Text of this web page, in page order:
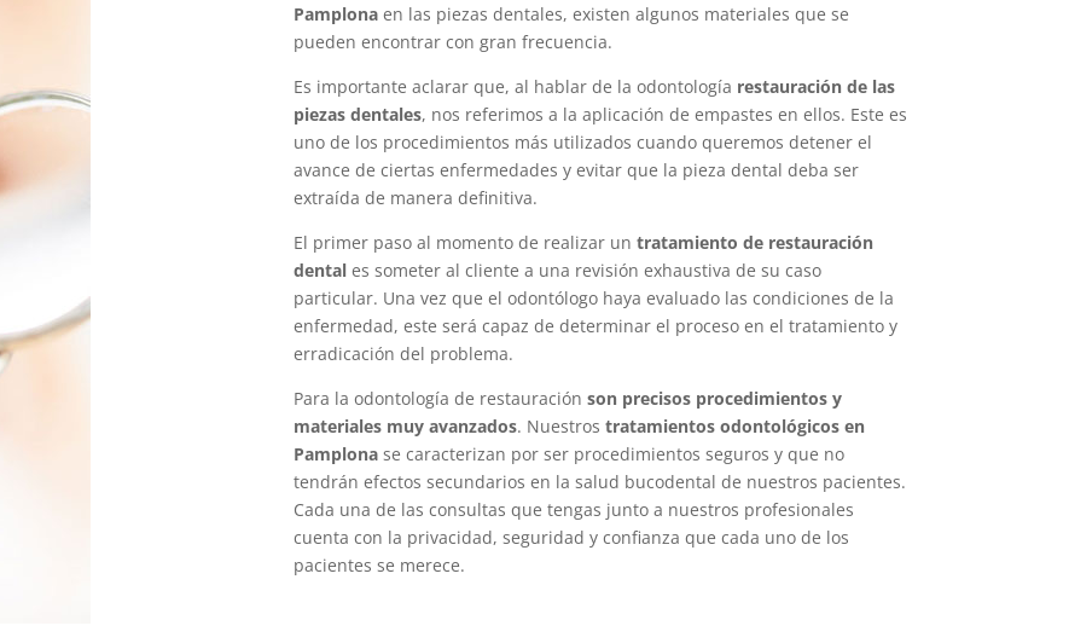
Pamplonaen las piezas dentales, existen algunos materiales que se
pueden encontrar con gran frecuencia.
Es importante aclarar que, al hablar de la odontología restauración de las
piezas dentales, nos referimos a la aplicación de empastes en ellos. Este es
uno de los procedimientos más utilizados cuando queremos detener el
avance de ciertas enfermedades y evitar que la pieza dental deba ser
extraída de manera definitiva.
El primer paso al momento de realizar un tratamiento de restauración
dentales someter al cliente a una revisión exhaustiva de su caso
particular. Una vez que el odontólogo haya evaluado las condiciones de la
enfermedad, este será capaz de determinar el proceso en el tratamiento y
erradicación del problema.
Para la odontología de restauración son precisos procedimientos y
materiales muy avanzados. Nuestros tratamientos odontológicos en
Pamplonase caracterizan por ser procedimientos seguros y que no
tendrán efectos secundarios en la salud bucodental de nuestros pacientes.
Cada una de las consultas que tengas junto a nuestros profesionales
cuenta con la privacidad, seguridad y confianza que cada uno de los
pacientes se merece.